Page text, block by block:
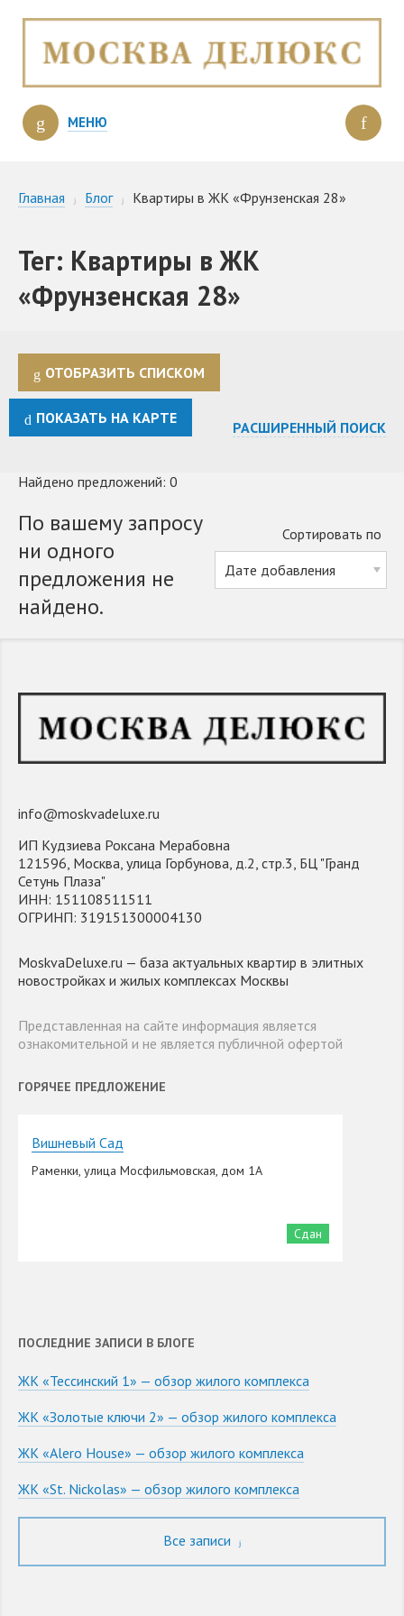
МЕНЮ
Главная Блог Квартиры в ЖК «Фрунзенская 28»
Тег: Квартиры в ЖК
«Фрунзенская 28»
ОТОБРАЗИТЬ СПИСКОМ
ПОКАЗАТЬ НА КАРТЕ
РАСШИРЕННЫЙ ПОИСК
Найдено предложений: 0
Сортировать по
По вашему запросу
ни одного
предложения не
найдено.
info@moskvadeluxe.ru
ИП Кудзиева Роксана Мерабовна
121596, Москва, улица Горбунова, д.2, стр.3, БЦ "Гранд
Сетунь Плаза"
ИНН: 151108511511
ОГРИНП: 319151300004130
MoskvaDeluxe.ru — база актуальных квартир в элитных
новостройках и жилых комплексах Москвы
Представленная на сайте информация является
ознакомительной и не является публичной офертой
ГОРЯЧЕЕ ПРЕДЛОЖЕНИЕ
Вишневый Сад
Раменки, улица Мосфильмовская, дом 1А
Сдан
ПОСЛЕДНИЕ ЗАПИСИ В БЛОГЕ
ЖК «Тессинский 1» — обзор жилого комплекса
ЖК «Золотые ключи 2» — обзор жилого комплекса
ЖК «Alero House» — обзор жилого комплекса
ЖК «St. Nickolas» — обзор жилого комплекса
Все записи